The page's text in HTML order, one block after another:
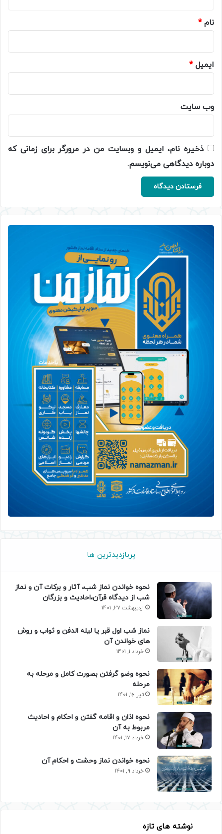
نام*
ایمیل*
وب‌ سایت
ذخیره نام، ایمیل و وبسایت من در مرورگر برای زمانی که
دوباره دیدگاهی می‌نویسم.
پربازدیدترین ها
نحوه خواندن نماز شب، آثار و برکات آن و نماز
شب از دیدگاه قرآن،احادیث و بزرگان
اردیبهشت 27, 1401
نماز شب اول قبر یا لیله الدفن و ثواب و روش
های خواندن آن
خرداد 1, 1401
نحوه وضو گرفتن بصورت کامل و مرحله به
مرحله
تیر 16, 1401
نحوه اذان و اقامه گفتن و احکام و احادیث
مربوط به آن
خرداد 17, 1401
نحوه خواندن نماز وحشت و احکام آن
خرداد 9, 1401
نوشته های تازه